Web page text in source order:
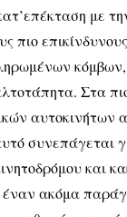
με
πιο
Στα
και
ακόμα